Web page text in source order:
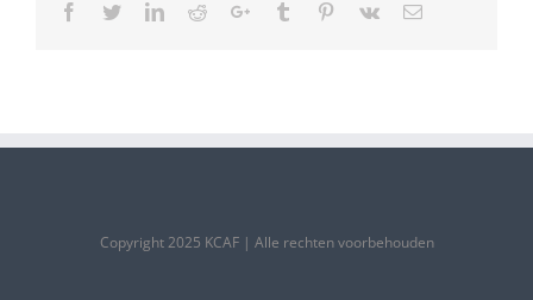
Facebook
TwitterLinkedIn
RedditGoogle+Tumblr Pinterest
Vk Email
Copyright 2025 KCAF | Alle rechten voorbehouden